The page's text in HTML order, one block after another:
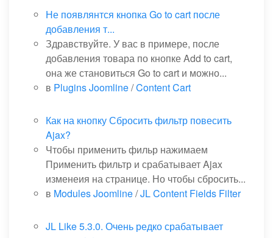
Не появлянтся кнопка Go to cart после
добавления т...
Здравствуйте. У вас в примере, после
добавления товара по кнопке Add to cart,
она же становиться Go to cart и можно...
в Plugins Joomline/Content Cart
Как на кнопку Сбросить фильтр повесить
Ajax?
Чтобы применить фильр нажимаем
Применить фильтр и срабатывает Ajax
изменеия на странице. Но чтобы сбросить...
в Modules Joomline/JL Content Fields Filter
JL Like 5.3.0. Очень редко срабатывает